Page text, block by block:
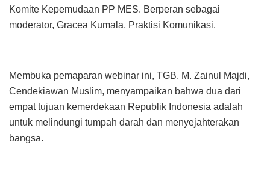
Komite Kepemudaan PP MES. Berperan sebagai
moderator, Gracea Kumala, Praktisi Komunikasi.
Membuka pemaparan webinar ini, TGB. M. Zainul Majdi,
Cendekiawan Muslim, menyampaikan bahwa dua dari
empat tujuan kemerdekaan Republik Indonesia adalah
untuk melindungi tumpah darah dan menyejahterakan
bangsa.